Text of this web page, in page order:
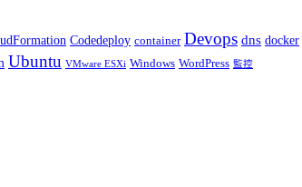
Codedeploy container Devops dns docker
Ubuntu VMware ESXi Windows WordPress 監控